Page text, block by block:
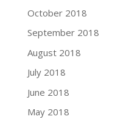
October 2018
September 2018
August 2018
July 2018
June 2018
May 2018